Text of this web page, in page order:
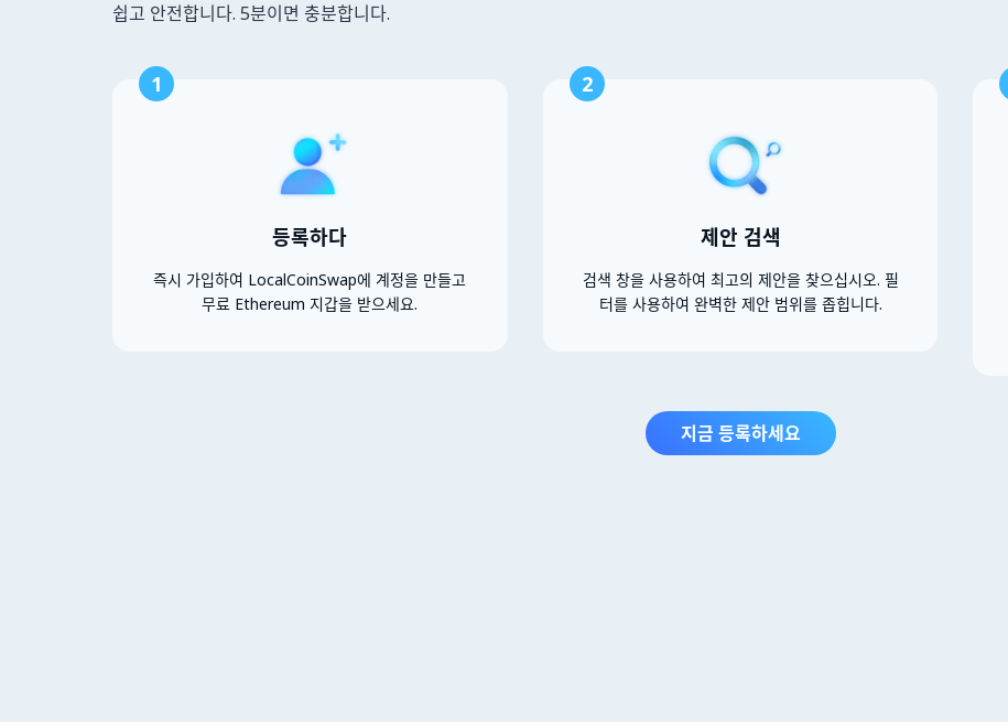
쉽고 안전합니다. 5분이면 충분합니다.
1
등록하다
즉시 가입하여 LocalCoinSwap에 계정을 만들고
무료 Ethereum 지갑을 받으세요.
2
제안 검색
검색 창을 사용하여 최고의 제안을 찾으십시오. 필
터를 사용하여 완벽한 제안 범위를 좁힙니다.
지금 등록하세요